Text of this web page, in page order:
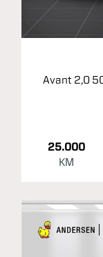
25.000
KM